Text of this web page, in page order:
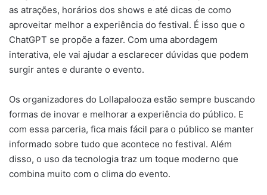
as atrações, horários dos shows e até dicas de como
aproveitar melhor a experiência do festival. É isso que o
ChatGPT se propõe a fazer. Com uma abordagem
interativa, ele vai ajudar a esclarecer dúvidas que podem
surgir antes e durante o evento.
Os organizadores do Lollapalooza estão sempre buscando
formas de inovar e melhorar a experiência do público. E
com essa parceria, fica mais fácil para o público se manter
informado sobre tudo que acontece no festival. Além
disso, o uso da tecnologia traz um toque moderno que
combina muito com o clima do evento.